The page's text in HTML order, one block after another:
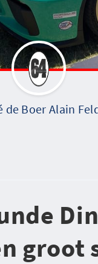
de Boer Alain
groot